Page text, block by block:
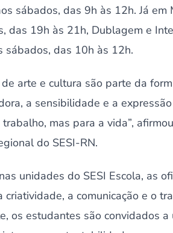
sábados, das 9h às 12h. Já
das 19h às 21h, Dublagem e
sábados, das 10h às 12h.
de arte e cultura são parte da
a sensibilidade e a
mas para a vida”,
do SESI-RN.
unidades do SESI Escola, as
criatividade, a comunicação e o
os estudantes são convidados